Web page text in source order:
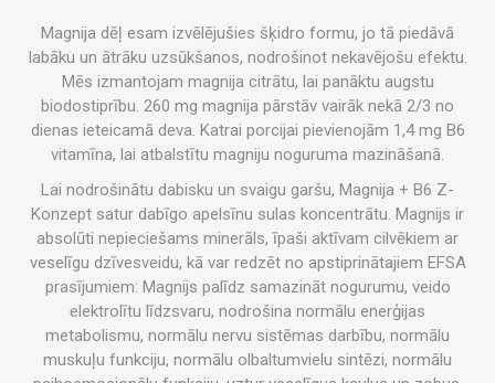
Magnija dēļ esam izvēlējušies šķidro formu, jo tā piedāvā
labāku un ātrāku uzsūkšanos, nodrošinot nekavējošu efektu.
Mēs izmantojam magnija citrātu, lai panāktu augstu
biodostiprību. 260 mg magnija pārstāv vairāk nekā 2/3 no
dienas ieteicamā deva. Katrai porcijai pievienojām 1,4 mg B6
vitamīna, lai atbalstītu magniju noguruma mazināšanā.
Lai nodrošinātu dabisku un svaigu garšu, Magnija + B6 Z-
Konzept satur dabīgo apelsīnu sulas koncentrātu. Magnijs ir
absolūti nepieciešams minerāls, īpaši aktīvam cilvēkiem ar
veselīgu dzīvesveidu, kā var redzēt no apstiprinātajiem EFSA
prasījumiem: Magnijs palīdz samazināt nogurumu, veido
elektrolītu līdzsvaru, nodrošina normālu enerģijas
metabolismu, normālu nervu sistēmas darbību, normālu
muskuļu funkciju, normālu olbaltumvielu sintēzi, normālu